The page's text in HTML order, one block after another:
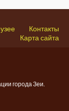
Контакты
Карта сайта
города Зеи.